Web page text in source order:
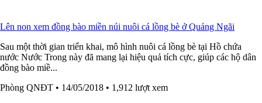
Lên non xem đồng bào miền núi nuôi cá lồng bè ở Quảng Ngãi
Sau một thời gian triển khai, mô hình nuôi cá lồng bè tại Hồ chứa
nước Nước Trong này đã mang lại hiệu quả tích cực, giúp các hộ dân
đồng bào miề...
Phòng QNĐT • 14/05/2018 • 1,912 lượt xem